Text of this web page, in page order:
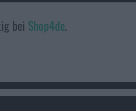
bei Shop4de.